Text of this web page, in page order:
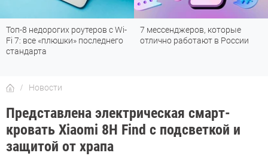
Топ-8 недорогих роутеров с Wi-
Fi 7: все «плюшки» последнего
стандарта
7 мессенджеров, которые
отлично работают в России
Новости
Представлена электрическая смарт-
кровать Xiaomi 8H Find с подсветкой и
защитой от храпа